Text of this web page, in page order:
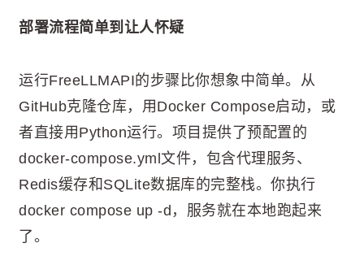
部署流程简单到让人怀疑
运行FreeLLMAPI的步骤比你想象中简单。从
GitHub克隆仓库，用Docker Compose启动，或
者直接用Python运行。项目提供了预配置的
docker-compose.yml文件，包含代理服务、
Redis缓存和SQLite数据库的完整栈。你执行
docker compose up -d，服务就在本地跑起来
了。